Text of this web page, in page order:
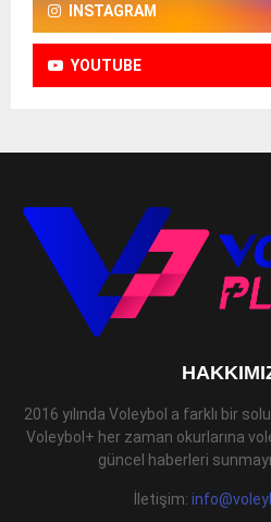
INSTAGRAM
YOUTUBE
2016 yılında Voleybol a farklı bir
Voleybol+ her zaman okurlarına
güncel haberleri
İletişim: